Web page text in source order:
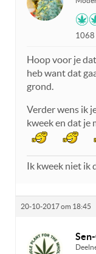
1068
Hoop voor je
heb want dat
grond.
Verder wens ik
kweek en dat je
Ik kweek niet ik
20-10-2017 om 18:45